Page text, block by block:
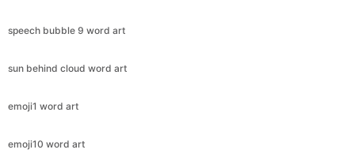
speech bubble 9 word art
sun behind cloud word art
emoji1 word art
emoji10 word art